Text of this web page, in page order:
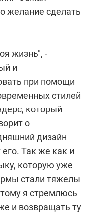
желание сделать
жизнь", -
и
при помощи
стилей
который
о
дизайн
Так же как и
которую уже
стали тяжелы
я стремлюсь
и возвращать ту